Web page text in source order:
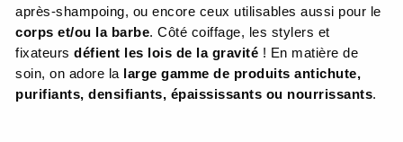
après-shampoing, ou encore ceux utilisables aussi pour le
corps et/ou la barbe. Côté coiffage, les stylers et
fixateurs défient les lois de la gravité ! En matière de
soin, on adore la large gamme de produits antichute,
purifiants, densifiants, épaississants ou nourrissants.